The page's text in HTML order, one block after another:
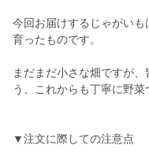
今回お届けするじゃがい
育ったものです。
まだまだ小さな畑ですが
う、これからも丁寧に野菜
▼注文に際しての注意点